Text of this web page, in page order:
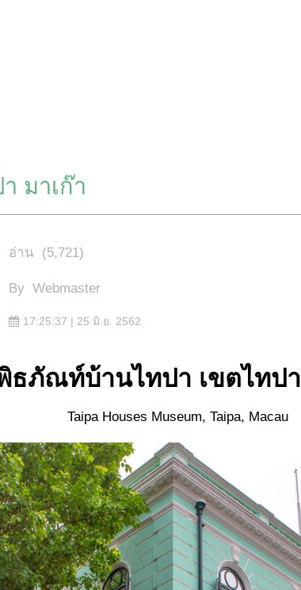
มาเก๊า
อ่าน (5,721)
By Webmaster
17:25:37 | 25 มิ.ย. 2562
ธภัณท์บ้านไทปา เขตไทปา
Taipa Houses Museum, Taipa, Macau